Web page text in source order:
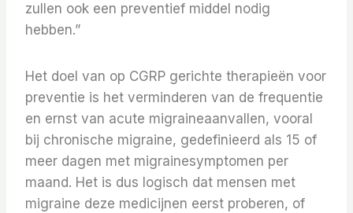
zullen ook een preventief middel nodig
hebben.”
Het doel van op CGRP gerichte therapieën voor
preventie is het verminderen van de frequentie
en ernst van acute migraineaanvallen, vooral
bij chronische migraine, gedefinieerd als 15 of
meer dagen met migrainesymptomen per
maand. Het is dus logisch dat mensen met
migraine deze medicijnen eerst proberen, of